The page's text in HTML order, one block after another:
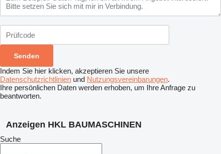
Indem Sie hier klicken, akzeptieren Sie unsere
Datenschutzrichtlinien und Nutzungsvereinbarungen.
Ihre persönlichen Daten werden erhoben, um Ihre Anfrage zu
beantworten.
Anzeigen HKL BAUMASCHINEN
Suche